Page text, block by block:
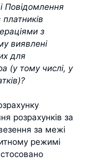
Повідомлення
з
виявлені
для
(у тому числі, у
розрахунків за
за межі
режимі